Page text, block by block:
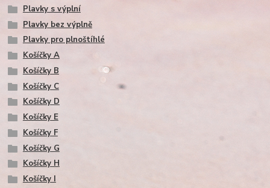
Plavky s výplní
Plavky bez výplně
Plavky pro plnoštíhlé
Košíčky A
Košíčky B
Košíčky C
Košíčky D
Košíčky E
Košíčky F
Košíčky G
Košíčky H
Košíčky I